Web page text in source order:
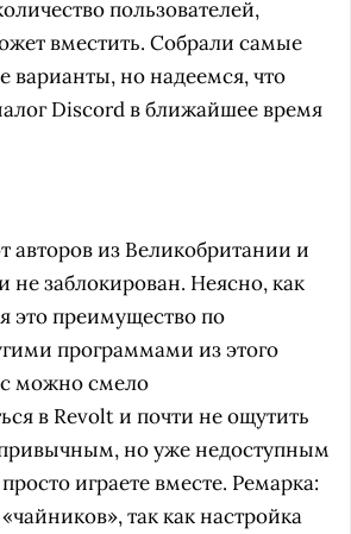
пользователей,
вместить. Собрали самые
варианты, но надеемся, что
Discord в ближайшее время
авторов из Великобритании и
не заблокирован. Неясно, как
это преимущество по
программами из этого
можно смело
в Revolt и почти не ощутить
но уже недоступным
играете вместе. Ремарка:
так как настройка